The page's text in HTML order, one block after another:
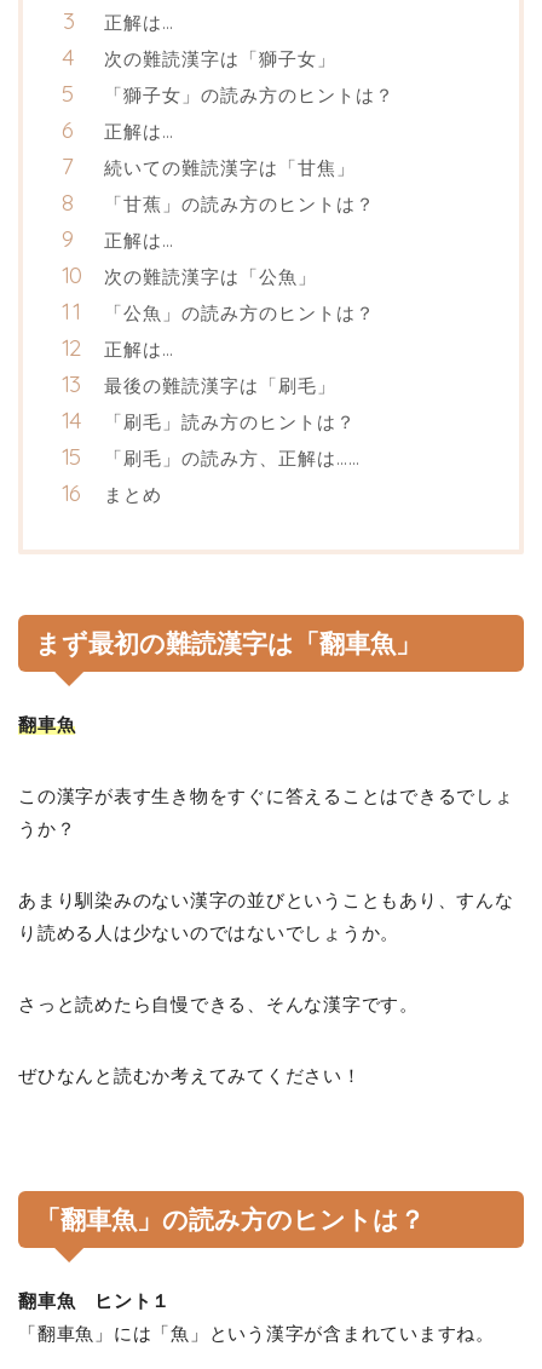
正解は…
次の難読漢字は「獅子女」
「獅子女」の読み方のヒントは？
正解は…
続いての難読漢字は「甘焦」
「甘蕉」の読み方のヒントは？
正解は…
次の難読漢字は「公魚」
「公魚」の読み方のヒントは？
正解は…
最後の難読漢字は「刷毛」
「刷毛」読み方のヒントは？
「刷毛」の読み方、正解は……
まとめ
まず最初の難読漢字は「翻車魚」
翻車魚
この漢字が表す生き物をすぐに答えることはできるでしょ
うか？
あまり馴染みのない漢字の並びということもあり、すんな
り読める人は少ないのではないでしょうか。
さっと読めたら自慢できる、そんな漢字です。
ぜひなんと読むか考えてみてください！
「翻車魚」の読み方のヒントは？
翻車魚 ヒント１
「翻車魚」には「魚」という漢字が含まれていますね。